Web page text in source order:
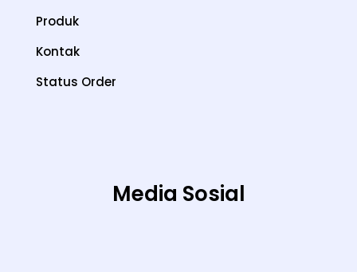
Produk
Kontak
Status Order
Media Sosial